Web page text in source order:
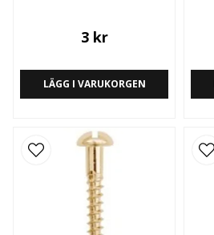
3 kr
LÄGG I VARUKORGEN